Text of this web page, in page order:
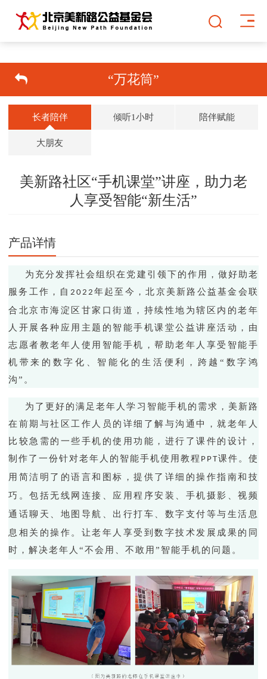
“万花筒”
长者陪伴 倾听1小时 陪伴赋能
大朋友
美新路社区“手机课堂”讲座，助力老
人享受智能“新生活”
双击可放大
产品详情
为充分发挥社会组织在党建引领下的作用，做好助老
服务工作，自 2022 年起至今，北京美新路公益基金会联
合北京市海淀区甘家口街道，持续性地为辖区内的老年
人开展各种应用主题的智能手机课堂公益讲座活动， 由
志愿者教老年人使用智能手机，帮助老年人享受智能手
机带来的数字化、智能化的生活便利， 跨越 “ 数字鸿
沟” 。
为了更好的满足老年人学习智能手机的需求，美新路
在前期与社区工作人员的详细了解与沟通中，就老年人
比较急需的一些手机的使用功能，进行了课件的设计，
制作了一份针对老年人的智能手机使用教程 PPT课件。使
用简洁明了的语言和图标，提供了详细的操作指南和技
巧。包括无线网连接、应用程序安装、手机摄影、视频
通话聊天、地图导航、 出行打车、 数字支付等与生活息
息相关的操作。让老年人享受到数字技术发展成果的同
时，解决老年人 “不会用、不敢用” 智能手机的 问题。